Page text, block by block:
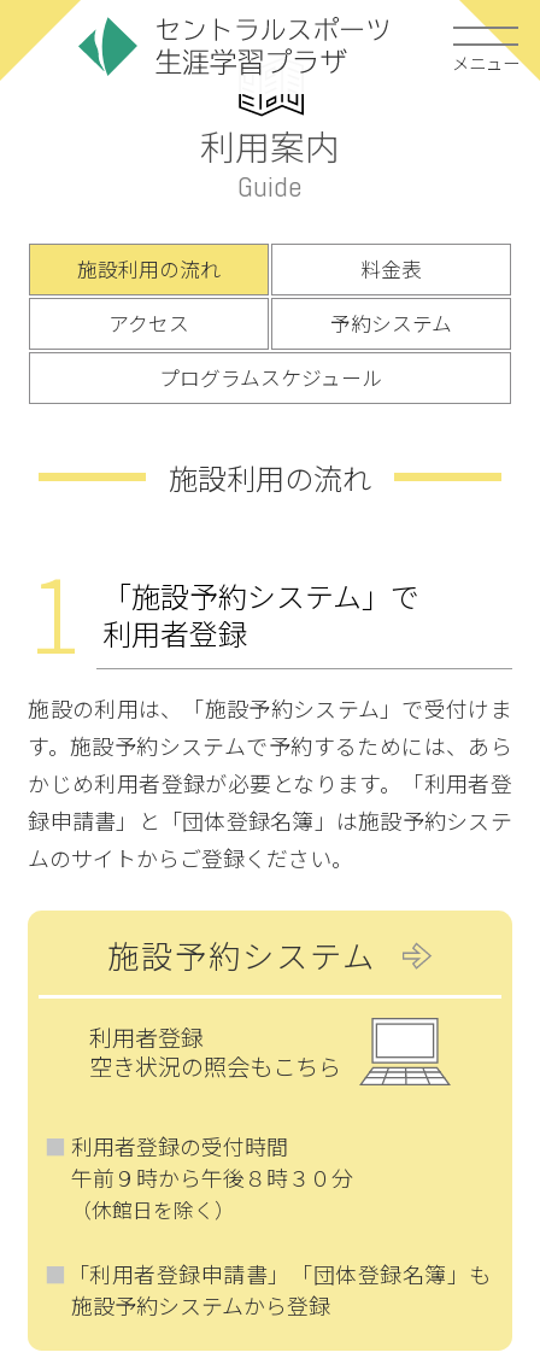
メニュー
利用案内
Guide
施設利用の流れ
施設利用の流れ
料金表
アクセス
予約システム
プログラムスケジュール
1
「施設予約システム」で
利用者登録
施設の利用は、「施設予約システム」で受付けま
す。施設予約システムで予約するためには、あら
かじめ利用者登録が必要となります。「利用者登
録申請書」と「団体登録名簿」は施設予約システ
ムのサイトからご登録ください。
施設予約システム
利用者登録
空き状況の照会もこちら
利用者登録の受付時間
午前９時から午後８時３０分
（休館日を除く）
「利用者登録申請書」「団体登録名簿」も
施設予約システムから登録